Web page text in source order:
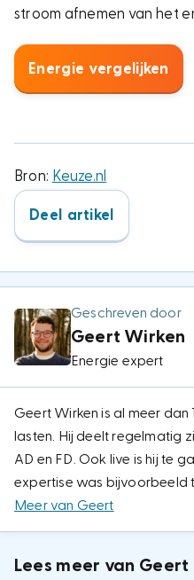
stroom afnemen van het
Energie vergelijken
Bron: Keuze.nl
Deel artikel
Geschreven door
Geert Wirken
Energie expert
Geert Wirken is al meer
lasten. Hij deelt regelmatig
AD en FD. Ook live is hij te
expertise was bijvoorbeeld
Meer van Geert
Lees meer van Geert